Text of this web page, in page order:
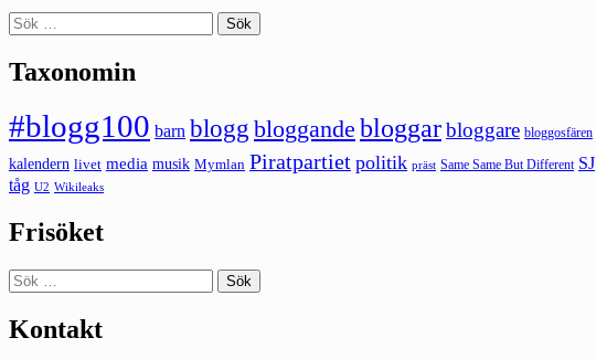
Sök
efter:
Taxonomin
#blogg100 barn blogg bloggande bloggarbloggare bloggosfären
kalendern livet media musik Mymlan Piratpartiet politik präst Same Same But Different SJ
tåg U2 Wikileaks
Frisöket
Sök
efter:
Kontakt